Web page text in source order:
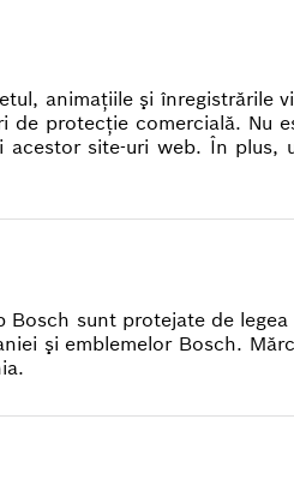
animaţiile şi înregistrările
protecţie comercială. Nu
site-uri web. În plus,
sunt protejate de
şi emblemelor Bosch.